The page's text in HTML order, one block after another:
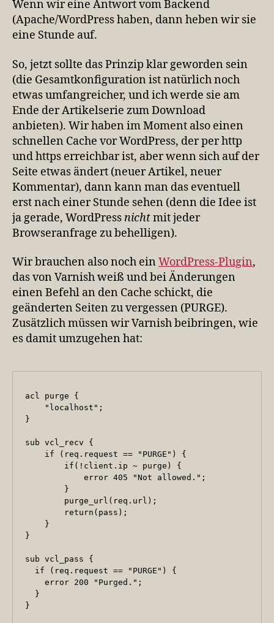
Wenn wir eine Antwort vom Backend
(Apache/WordPress haben, dann heben wir sie
eine Stunde auf.
So, jetzt sollte das Prinzip klar geworden sein
(die Gesamtkonfiguration ist natürlich noch
etwas umfangreicher, und ich werde sie am
Ende der Artikelserie zum Download
anbieten). Wir haben im Moment also einen
schnellen Cache vor WordPress, der per http
und https erreichbar ist, aber wenn sich auf der
Seite etwas ändert (neuer Artikel, neuer
Kommentar), dann kann man das eventuell
erst nach einer Stunde sehen (denn die Idee ist
ja gerade, WordPress nichtmit jeder
Browseranfrage zu behelligen).
Wir brauchen also noch ein WordPress-Plugin,
das von Varnish weiß und bei Änderungen
einen Befehl an den Cache schickt, die
geänderten Seiten zu vergessen (PURGE).
Zusätzlich müssen wir Varnish beibringen, wie
es damit umzugehen hat:
acl purge {
    "localhost";
}
sub vcl_recv {
    if (req.request == "PURGE") {
        if(!client.ip ~ purge) {
            error 405 "Not allowed.";
        }
        purge_url(req.url);
        return(pass);
    }
}
sub vcl_pass {
  if (req.request == "PURGE") {
    error 200 "Purged.";
  }
}